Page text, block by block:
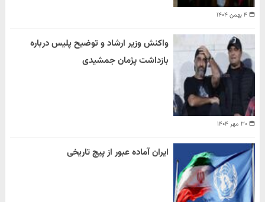
۴ بهمن ۱۴۰۴
۳۰ مهر ۱۴۰۴
واکنش وزیر ارشاد و توضیح پلیس درباره
بازداشت پژمان جمشیدی
ایران آماده عبور از پیچ تاریخی